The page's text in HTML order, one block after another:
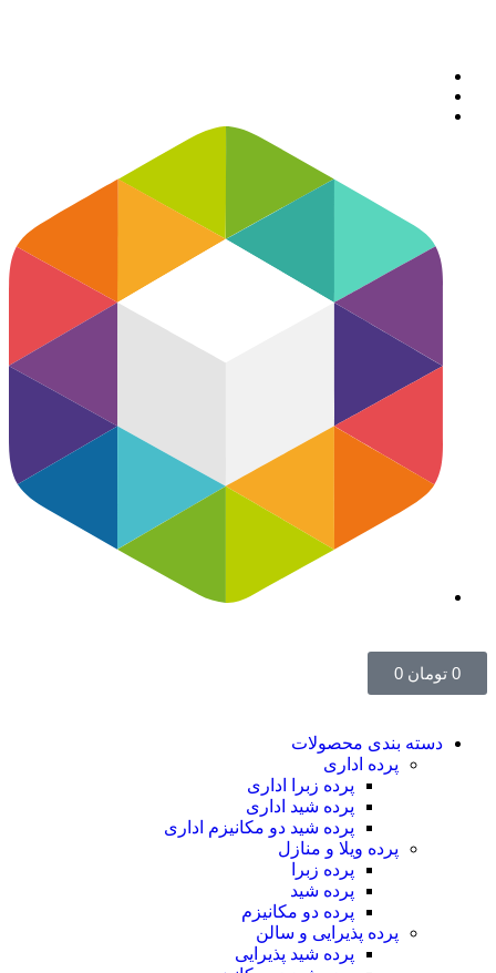
0 تومان 0
دسته بندی محصولات
پرده اداری
پرده زبرا اداری
پرده شید اداری
پرده شید دو مکانیزم اداری
پرده ویلا و منازل
پرده زبرا
پرده شید
پرده دو مکانیزم
پرده پذیرایی و سالن
پرده شید پذیرایی